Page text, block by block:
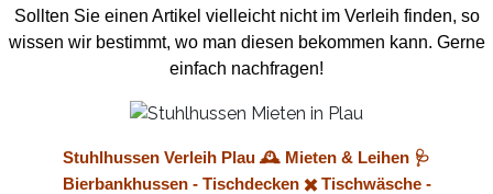
Sollten Sie einen Artikel vielleicht nicht im Verleih finden, so
wissen wir bestimmt, wo man diesen bekommen kann. Gerne
einfach nachfragen!
Stuhlhussen Verleih Plau 🕰️ Mieten & Leihen 🩺
Bierbankhussen - Tischdecken ✖️ Tischwäsche -